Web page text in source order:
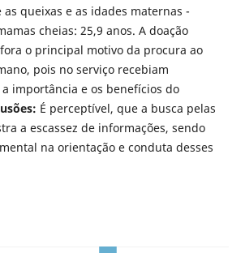
queixas e as idades maternas -
cheias: 25,9 anos. A doação
o principal motivo da procura ao
pois no serviço recebiam
importância e os benefícios do
É perceptível, que a busca pelas
a escassez de informações, sendo
na orientação e conduta desses